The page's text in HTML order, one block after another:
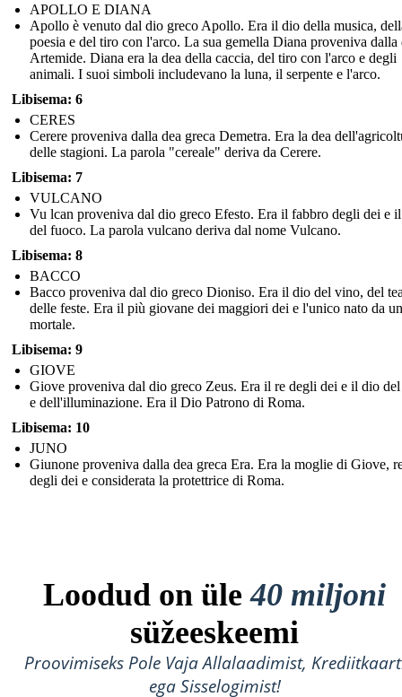
APOLLO E DIANA
Apollo è venuto dal dio greco Apollo. Era il dio della musica,
poesia e del tiro con l'arco. La sua gemella Diana proveniva dalla
Artemide. Diana era la dea della caccia, del tiro con l'arco e degli
animali. I suoi simboli includevano la luna, il serpente e l'arco.
Libisema: 6
CERES
Cerere proveniva dalla dea greca Demetra. Era la dea
delle stagioni. La parola "cereale" deriva da Cerere.
Libisema: 7
VULCANO
Vu lcan proveniva dal dio greco Efesto. Era il fabbro degli dei e
del fuoco. La parola vulcano deriva dal nome Vulcano.
Libisema: 8
BACCO
Bacco proveniva dal dio greco Dioniso. Era il dio del vino, del
delle feste. Era il più giovane dei maggiori dei e l'unico nato da un
mortale.
Libisema: 9
GIOVE
Giove proveniva dal dio greco Zeus. Era il re degli dei e il dio
e dell'illuminazione. Era il Dio Patrono di Roma.
Libisema: 10
JUNO
Giunone proveniva dalla dea greca Era. Era la moglie di Giove,
degli dei e considerata la protettrice di Roma.
Loodud on üle40 miljoni
süžeeskeemi
Proovimiseks Pole Vaja Allalaadimist,
ega Sisselogimist!